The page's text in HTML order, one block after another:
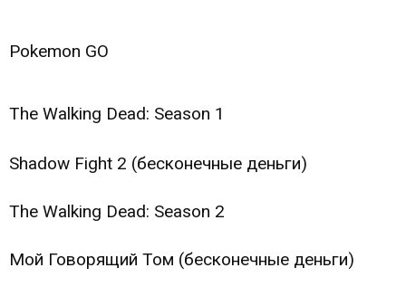
Pokemon GO
The Walking Dead: Season 1
Shadow Fight 2 (бесконечные деньги)
The Walking Dead: Season 2
Мой Говорящий Том (бесконечные деньги)